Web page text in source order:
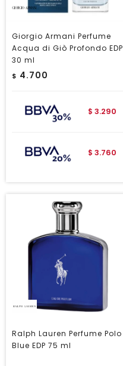
Giorgio Armani Perfume
Acqua di Giò Profondo EDP
30 ml
$ 4.700
$ 3.290
$ 3.760
Ralph Lauren Perfume Polo
Blue EDP 75 ml